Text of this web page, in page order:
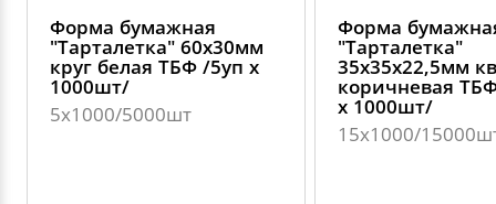
Форма бумажная
"Тарталетка" 60х30мм
круг белая ТБФ /5уп х
1000шт/
5х1000/5000шт
Форма
"Тарталетка"
35х35х22,5мм
коричневая
х 1000шт/
15х1000/